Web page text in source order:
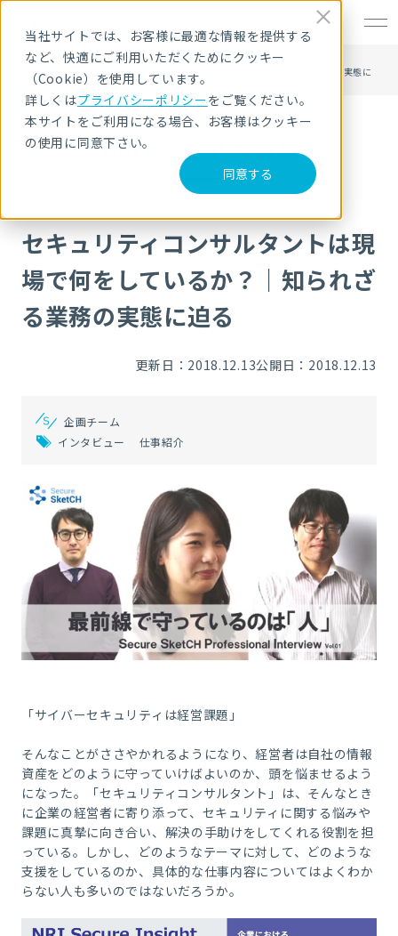
当社サイトでは、お客様に最適な情報を提供する
など、快適にご利用いただくためにクッキー
（Cookie）を使用しています。
詳しくはプライバシーポリシーをご覧ください。
本サイトをご利用になる場合、お客様はクッキー
の使用に同意下さい。
同意する
HOME
NRIセキュア ブログ
セキュリティコンサルタントは現場で何をしているか？｜知られざる業務の実態に
迫る
NRIセキュア ブログ
セキュリティコンサルタントは現
場で何をしているか？｜知られざ
る業務の実態に迫る
更新日：2018.12.13公開日：2018.12.13
企画チーム
インタビュー
仕事紹介
「サイバーセキュリティは経営課題」
そんなことがささやかれるようになり、経営者は自社の情報
資産をどのように守っていけばよいのか、頭を悩ませるよう
になった。「セキュリティコンサルタント」は、そんなとき
に企業の経営者に寄り添って、セキュリティに関する悩みや
課題に真摯に向き合い、解決の手助けをしてくれる役割を担
っている。しかし、どのようなテーマに対して、どのような
支援をしているのか、具体的な仕事内容についてはよくわか
らない人も多いのではないだろうか。